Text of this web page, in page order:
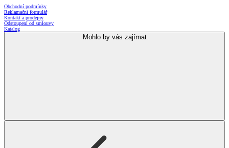
Obchodní podmínky
Reklamační formulář
Kontakt a prodejny
Odstoupení od smlouvy
Katalog
Mohlo by vás zajímat